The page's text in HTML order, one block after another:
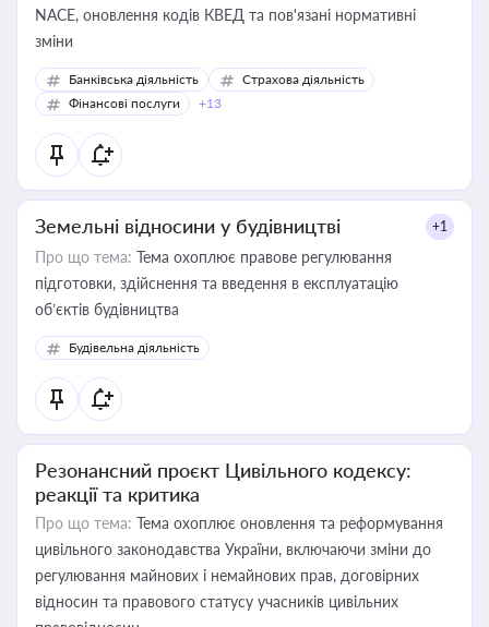
NACE, оновлення кодів КВЕД та пов'язані нормативні
зміни
Банківська діяльність
Страхова діяльність
Фінансові послуги
+13
Земельні відносини у будівництві +1
Про що тема: Тема охоплює правове регулювання
підготовки, здійснення та введення в експлуатацію
об’єктів будівництва
Будівельна діяльність
Резонансний проєкт Цивільного кодексу:
реакції та критика
Про що тема: Тема охоплює оновлення та реформування
цивільного законодавства України, включаючи зміни до
регулювання майнових і немайнових прав, договірних
відносин та правового статусу учасників цивільних